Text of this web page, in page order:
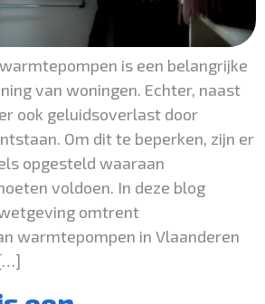
is een belangrijke
van woningen. Echter, naast
ook geluidsoverlast door
Om dit te beperken, zijn er
opgesteld waaraan
voldoen. In deze blog
omtrent
warmtepompen in Vlaanderen